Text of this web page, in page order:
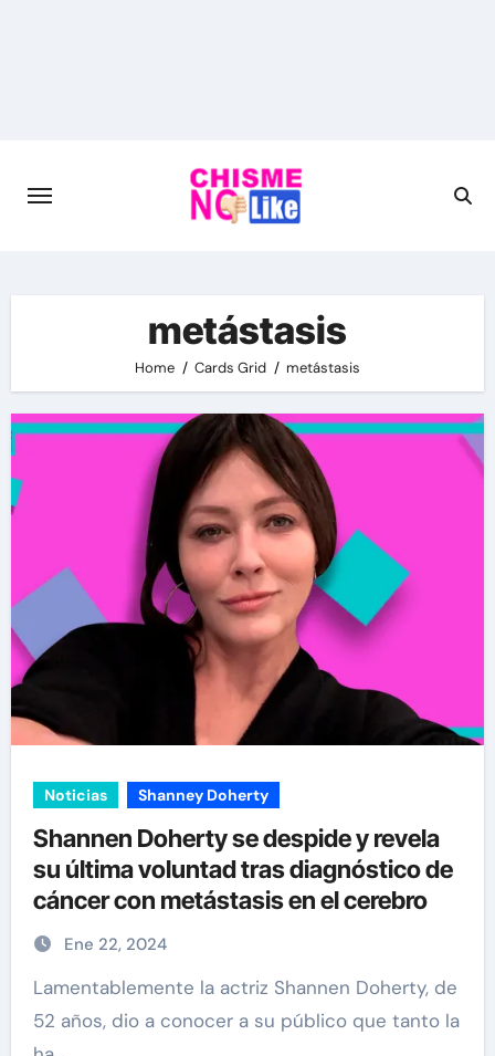
metástasis
Home Cards Grid metástasis
Noticias Shanney Doherty
Shannen Doherty se despide y revela
su última voluntad tras diagnóstico de
cáncer con metástasis en el cerebro
Ene 22, 2024
Lamentablemente la actriz Shannen Doherty, de
52 años, dio a conocer a su público que tanto la